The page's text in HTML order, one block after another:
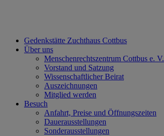
Gedenkstätte Zuchthaus Cottbus
Über uns
Menschenrechtszentrum Cottbus e. V.
Vorstand und Satzung
Wissenschaftlicher Beirat
Auszeichnungen
Mitglied werden
Besuch
Anfahrt, Preise und Öffnungszeiten
Dauerausstellungen
Sonderausstellungen